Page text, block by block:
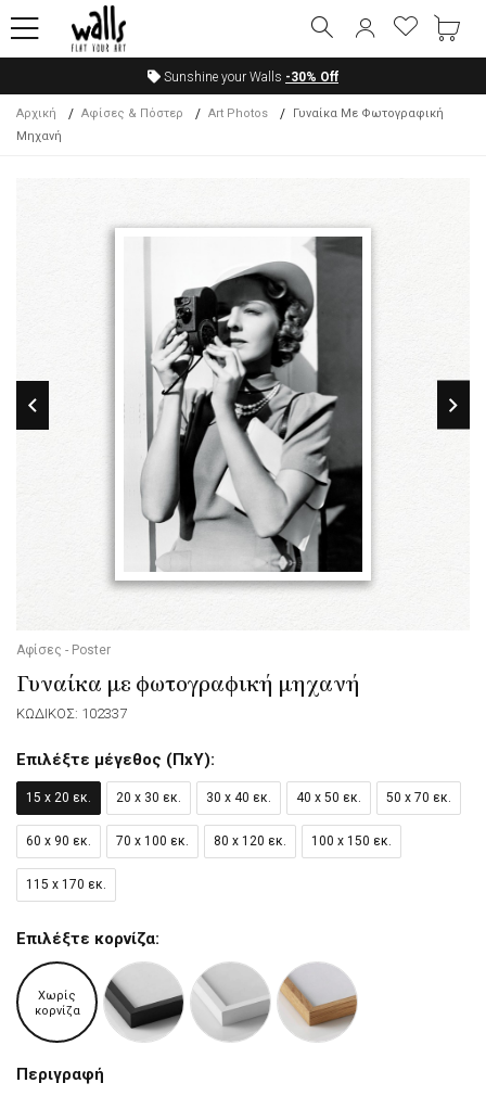
Sunshine your Walls -30% Off
Αρχική Αφίσες & Πόστερ Art Photos
Γυναίκα Με Φωτογραφική
Μηχανή
Αφίσες - Poster
Γυναίκα με φωτογραφική μηχανή
ΚΩΔΙΚΟΣ: 102337
Επιλέξτε μέγεθος (ΠxΥ):
15 x 20 εκ. 20 x 30 εκ. 30 x 40 εκ. 40 x 50 εκ. 50 x 70 εκ.
60 x 90 εκ. 70 x 100 εκ. 80 x 120 εκ. 100 x 150 εκ.
115 x 170 εκ.
Επιλέξτε κορνίζα:
Χωρίς
κορνίζα
Περιγραφή